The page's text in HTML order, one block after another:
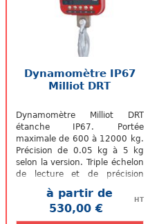
Dynamomètre IP67
Milliot DRT
Dynamomètre Milliot DRT
étanche IP67. Portée
maximale de 600 à 12000 kg.
Précision de 0.05 kg à 5 kg
selon la version. Triple échelon
de lecture et de précision
variable suivant les versions....
à partir de
530,00 €
HT